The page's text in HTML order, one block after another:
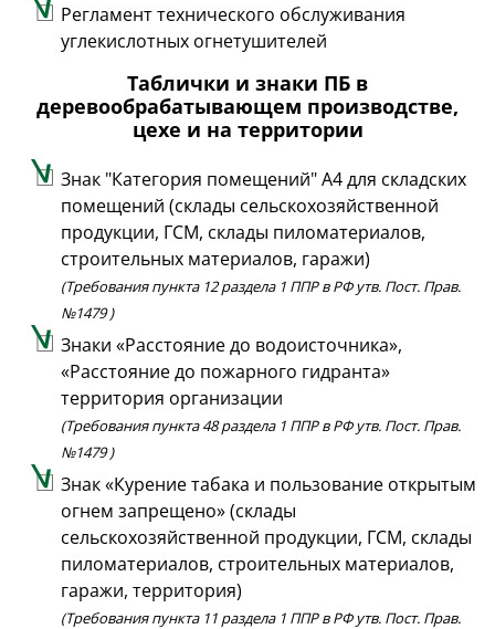
Регламент технического обслуживания
углекислотных огнетушителей
Таблички и знаки ПБ в
деревообрабатывающем производстве,
цехе и на территории
Знак "Категория помещений" А4 для складских
помещений (склады сельскохозяйственной
продукции, ГСМ, склады пиломатериалов,
строительных материалов, гаражи)
(Требования пункта 12 раздела 1 ППР в РФ утв. Пост. Прав.
№1479 )
Знаки «Расстояние до водоисточника»,
«Расстояние до пожарного гидранта»
территория организации
(Требования пункта 48 раздела 1 ППР в РФ утв. Пост. Прав.
№1479 )
Знак «Курение табака и пользование открытым
огнем запрещено» (склады
сельскохозяйственной продукции, ГСМ, склады
пиломатериалов, строительных материалов,
гаражи, территория)
(Требования пункта 11 раздела 1 ППР в РФ утв. Пост. Прав.